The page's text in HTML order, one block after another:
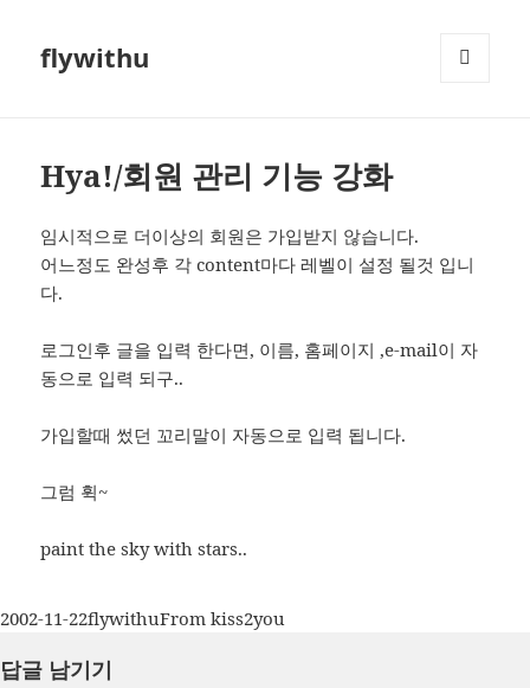
flywithu
Hya!/회원 관리 기능 강화
임시적으로 더이상의 회원은 가입받지 않습니다.
어느정도 완성후 각 content마다 레벨이 설정 될것 입니
다.
로그인후 글을 입력 한다면, 이름, 홈페이지 ,e-mail이 자
동으로 입력 되구..
가입할때 썼던 꼬리말이 자동으로 입력 됩니다.
그럼 휙~
paint the sky with stars..
작
일
2002-11-22글
이
flywithu카
From kiss2you
답글 남기기